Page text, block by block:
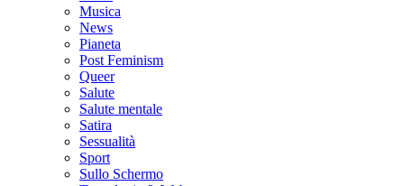
Musica
News
Pianeta
Post Feminism
Queer
Salute
Salute mentale
Satira
Sessualità
Sport
Sullo Schermo